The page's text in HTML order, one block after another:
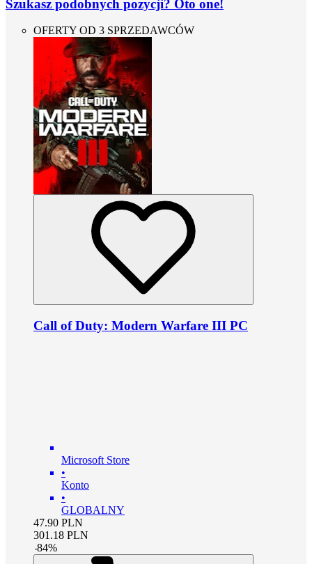
Szukasz podobnych pozycji? Oto one!
OFERTY OD 3 SPRZEDAWCÓW
Call of Duty: Modern Warfare III PC
Microsoft Store
•
Konto
•
GLOBALNY
47.90 PLN
301.18 PLN
-84%